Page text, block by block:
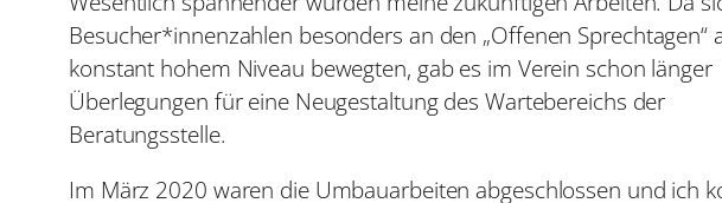
Besucher*innenzahlen besonders an den „Offenen Sprechtagen“
konstant hohem Niveau bewegten, gab es im Verein schon länger
Überlegungen für eine Neugestaltung des Wartebereichs der
Beratungsstelle.
Im März 2020 waren die Umbauarbeiten abgeschlossen und ich